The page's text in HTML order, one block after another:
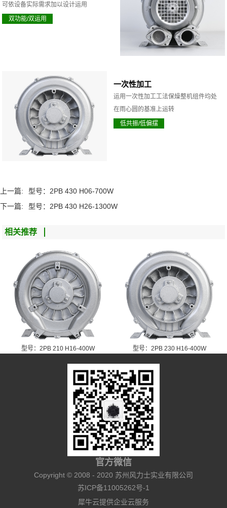
可依设备实际需求加以设计运用
双功能/双运用
一次性加工
运用一次性加工工法保燥整机组件均处
在雨心圆的基准上运转
低共振/低偏摆
上一篇:
型号：2PB 430 H06-700W
下一篇:
型号：2PB 430 H26-1300W
相关推荐
型号：2PB 210 H16-400W 型号：2PB 230 H16-400W
官方微信
Copyright © 2008 - 2020 苏州风力士实业有限公司
苏ICP备11005262号-1
犀牛云提供企业云服务